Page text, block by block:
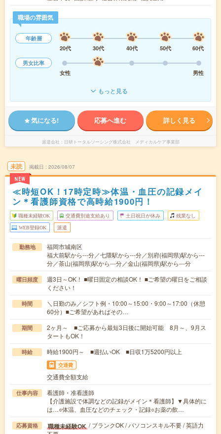
職場の雰囲気
年齢層
20代
30代 40代 50代
60代
男女比率
女性
男性
もっと見る
気になる! 応募へ進む 詳しく見る
派遣会社 日研トータルソーシング株式会社 メディカルケア事業部
未読
NEW
掲載日 2026/08/07
≪時短OK！17時定時≫体温・血圧の記録メイ
ン＊看護師資格で高時給1900円！
職種未経験OK 交通費別途支給あり 土日祝日が休み 残業なし
WEB登録OK 派遣
勤務地
福岡市城南区
福大前駅から---分／七隈駅から---分／別府(福岡県)駅から---
分／茶山(福岡県)駅から---分／金山(福岡県)駅から---分
曜日頻度
週3日～OK！ ■曜日固定の相談OK！ ■ご希望の曜日をご相談
ください！
時間
＼日勤のみ／シフト例・10:00～15:00・9:00～17:00（休憩
60分）■ご希望があればその…
期間
2ヶ月～ ■ご応募から最短3日後に開始可能 8月～、9月ス
タートもOK！
時給 時給1900円～ ■週払いOK ■日収1万5200円以上
交通費
交通費全額支給
仕事内容
看護師・准看護師
【介護施設で体調などの記録がメイン＊看護師】▼具体的に
は…○体温、血圧などのチェック・記録○お薬の飲…
応募資格 職種未経験OK / ブランクOK / パソコンスキル不要 / 英語力